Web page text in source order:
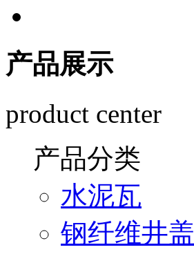
产品展示
product center
产品分类
水泥瓦
钢纤维井盖